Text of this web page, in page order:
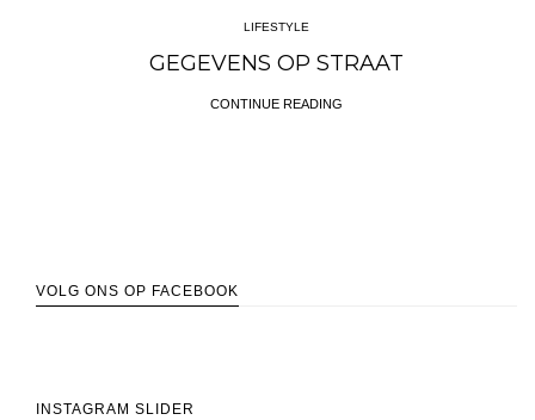
LIFESTYLE
GEGEVENS OP STRAAT
CONTINUE READING
VOLG ONS OP FACEBOOK
INSTAGRAM SLIDER